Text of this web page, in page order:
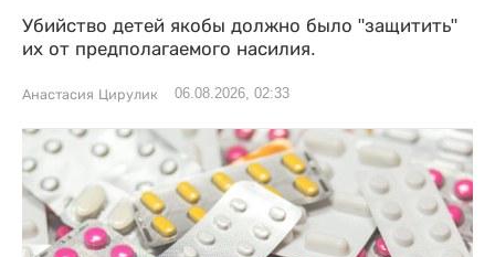
Убийство детей якобы должно было "защитить"
их от предполагаемого насилия.
Анастасия Цирулик 06.08.2026, 02:33